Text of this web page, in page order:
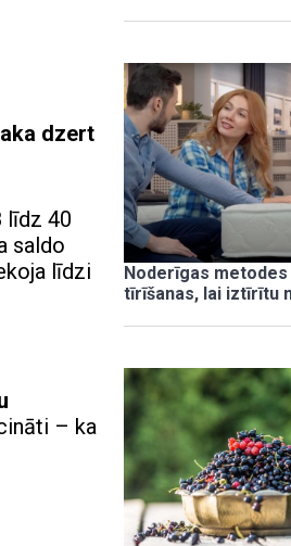
dzert
līdz 40
saldo
līdzi
– ka
Noderīgas
tīrīšanas, lai iztīrītu